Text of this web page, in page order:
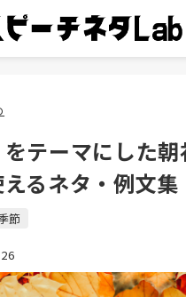
をテーマにした
るネタ・例文集
節